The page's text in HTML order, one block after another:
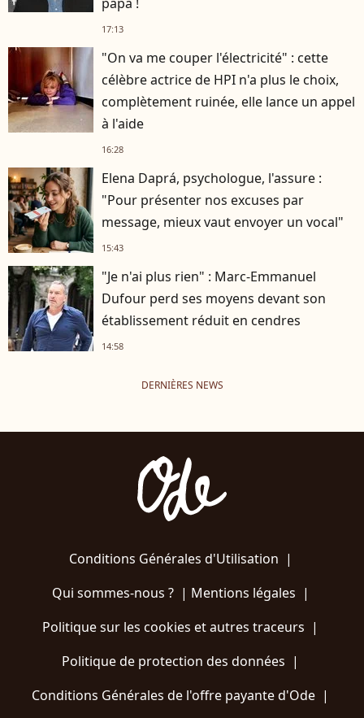
17:13
"On va me couper l'électricité" : cette
célèbre actrice de HPI n'a plus le choix,
complètement ruinée, elle lance un appel
à l'aide
16:28
Elena Daprá, psychologue, l'assure :
"Pour présenter nos excuses par
message, mieux vaut envoyer un vocal"
15:43
"Je n'ai plus rien" : Marc-Emmanuel
Dufour perd ses moyens devant son
établissement réduit en cendres
14:58
DERNIÈRES NEWS
Conditions Générales d'Utilisation |
Qui sommes-nous ?| Mentions légales |
Politique sur les cookies et autres traceurs |
Politique de protection des données |
Conditions Générales de l'offre payante d'Ode |